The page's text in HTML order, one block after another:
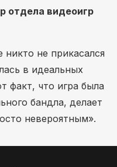
отдела видеоигр
никто не прикасался
в идеальных
факт, что игра была
бандла, делает
невероятным».